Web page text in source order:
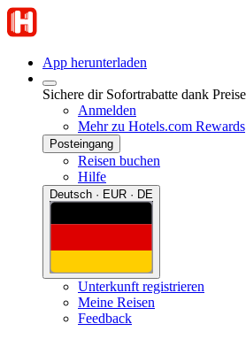
App herunterladen
Sichere dir Sofortrabatte dank
Anmelden
Mehr zu Hotels.com Rewards
Posteingang
Reisen buchen
Hilfe
Deutsch · EUR · DE
Unterkunft registrieren
Meine Reisen
Feedback